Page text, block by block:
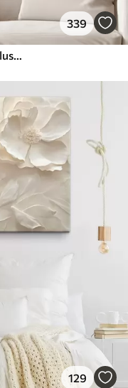
339
Absztrakt festmény olajfestmény stílusban
129